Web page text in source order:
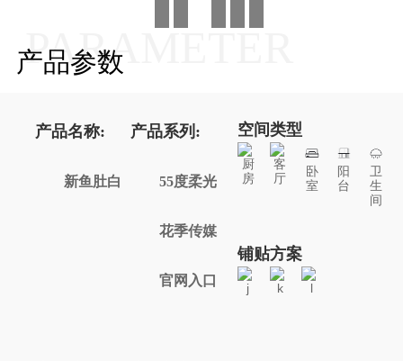
产品参数
PARAMETER
产品名称:
新鱼肚白
产品系列:
55度柔光
花季传媒
官网入口
空间类型
厨
房
客
厅
卧
室
阳
台
卫
生
间
铺贴方案
j k l